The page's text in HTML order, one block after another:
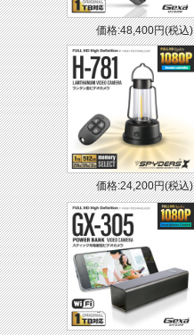
価格:48,400円(税込)
価格:24,200円(税込)